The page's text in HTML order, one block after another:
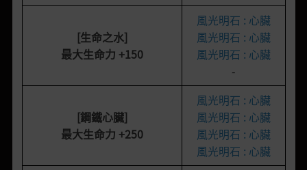
[生命之水]
最大生命力 +150
風光明石 : 心臟
風光明石 : 心臟
風光明石 : 心臟
-
[鋼鐵心臟]
最大生命力 +250
風光明石 : 心臟
風光明石 : 心臟
風光明石 : 心臟
風光明石 : 心臟